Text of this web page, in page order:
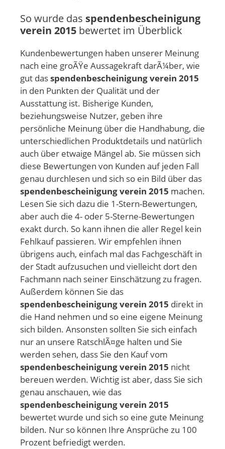
So wurde das spendenbescheinigung
verein 2015 bewertet im Überblick
Kundenbewertungen haben unserer Meinung
nach eine groÃŸe Aussagekraft darÃ¼ber, wie
gut dasspendenbescheinigung verein 2015
in den Punkten der Qualität und der
Ausstattung ist. Bisherige Kunden,
beziehungsweise Nutzer, geben ihre
persönliche Meinung über die Handhabung, die
unterschiedlichen Produktdetails und natürlich
auch über etwaige Mängel ab. Sie müssen sich
diese Bewertungen von Kunden auf jeden Fall
genau durchlesen und sich so ein Bild über das
spendenbescheinigung verein 2015 machen.
Lesen Sie sich dazu die 1-Stern-Bewertungen,
aber auch die 4- oder 5-Sterne-Bewertungen
exakt durch. So kann ihnen die aller Regel kein
Fehlkauf passieren. Wir empfehlen ihnen
übrigens auch, einfach mal das Fachgeschäft in
der Stadt aufzusuchen und vielleicht dort den
Fachmann nach seiner Einschätzung zu fragen.
Außerdem können Sie das
spendenbescheinigung verein 2015 direkt in
die Hand nehmen und so eine eigene Meinung
sich bilden. Ansonsten sollten Sie sich einfach
nur an unsere RatschlÃ¤ge halten und Sie
werden sehen, dass Sie den Kauf vom
spendenbescheinigung verein 2015 nicht
bereuen werden. Wichtig ist aber, dass Sie sich
genau anschauen, wie das
spendenbescheinigung verein 2015
bewertet wurde und sich so eine gute Meinung
bilden. Nur so können Ihre Ansprüche zu 100
Prozent befriedigt werden.